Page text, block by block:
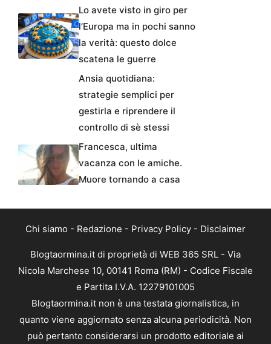
Lo avete visto in giro per
l’Europa ma in pochi sanno
la verità: questo dolce
scatena le guerre
Ansia quotidiana:
strategie semplici per
gestirla e riprendere il
controllo di sè stessi
Francesca, ultima
vacanza con le amiche.
Muore tornando a casa
Chi siamo - Redazione - Privacy Policy - Disclaimer
Blogtaormina.it di proprietà di WEB 365 SRL - Via
Nicola Marchese 10, 00141 Roma (RM) - Codice Fiscale
e Partita I.V.A. 12279101005
Blogtaormina.it non è una testata giornalistica, in
quanto viene aggiornato senza alcuna periodicità. Non
può pertanto considerarsi un prodotto editoriale ai